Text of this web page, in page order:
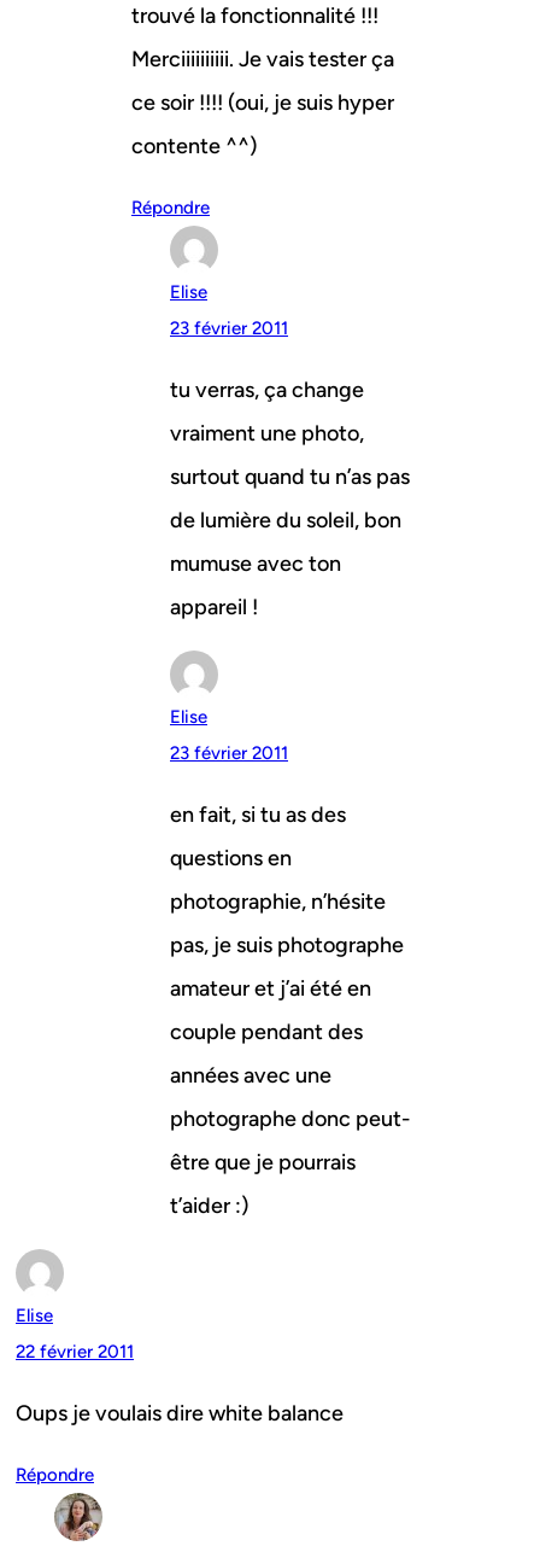
trouvé la fonctionnalité !!!
Merciiiiiiiiii. Je vais tester ça
ce soir !!!! (oui, je suis hyper
contente ^^)
Répondre
Elise
23 février 2011
tu verras, ça change
vraiment une photo,
surtout quand tu n’as pas
de lumière du soleil, bon
mumuse avec ton
appareil !
Elise
23 février 2011
en fait, si tu as des
questions en
photographie, n’hésite
pas, je suis photographe
amateur et j’ai été en
couple pendant des
années avec une
photographe donc peut-
être que je pourrais
t’aider :)
Elise
22 février 2011
Oups je voulais dire white balance
Répondre